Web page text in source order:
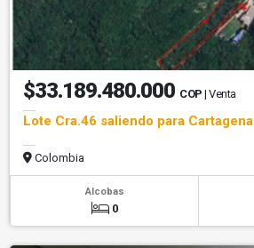
$33.189.480.000 COP | Venta
Lote Cra.46 saliendo para Cartagena
Colombia
Alcobas
0